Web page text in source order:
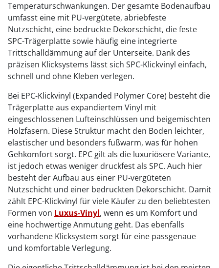
Temperaturschwankungen. Der gesamte Bodenaufbau
umfasst eine mit PU-vergütete, abriebfeste
Nutzschicht, eine bedruckte Dekorschicht, die feste
SPC-Trägerplatte sowie häufig eine integrierte
Trittschalldämmung auf der Unterseite. Dank des
präzisen Klicksystems lässt sich SPC-Klickvinyl einfach,
schnell und ohne Kleben verlegen.
Bei EPC-Klickvinyl (Expanded Polymer Core) besteht die
Trägerplatte aus expandiertem Vinyl mit
eingeschlossenen Lufteinschlüssen und beigemischten
Holzfasern. Diese Struktur macht den Boden leichter,
elastischer und besonders fußwarm, was für hohen
Gehkomfort sorgt. EPC gilt als die luxuriösere Variante,
ist jedoch etwas weniger druckfest als SPC. Auch hier
besteht der Aufbau aus einer PU-vergüteten
Nutzschicht und einer bedruckten Dekorschicht. Damit
zählt EPC-Klickvinyl für viele Käufer zu den beliebtesten
Formen von Luxus-Vinyl, wenn es um Komfort und
eine hochwertige Anmutung geht. Das ebenfalls
vorhandene Klicksystem sorgt für eine passgenaue
und komfortable Verlegung.